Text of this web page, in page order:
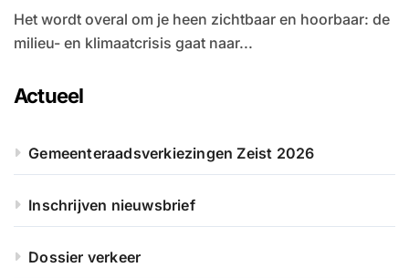
Het wordt overal om je heen zichtbaar en hoorbaar: de
milieu- en klimaatcrisis gaat naar...
Actueel
Gemeenteraadsverkiezingen Zeist 2026
Inschrijven nieuwsbrief
Dossier verkeer